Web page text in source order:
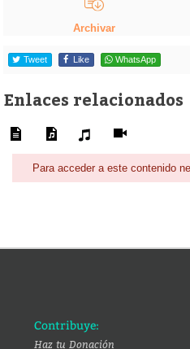
Archivar
Tweet Like WhatsApp
Enlaces relacionados
Para acceder a este contenido
Contribuye:
Haz tu Donación